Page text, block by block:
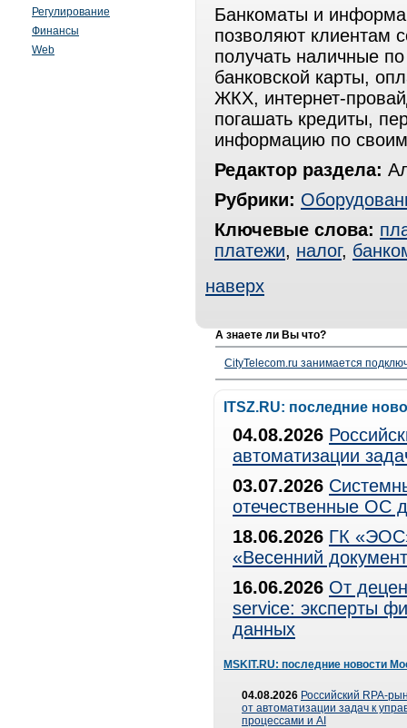
Регулирование
Финансы
Web
Банкоматы и
позволяют клиентам
получать наличные
банковской карты,
ЖКХ, интернет-
погашать кредиты,
информацию по
Редактор раздела:
Рубрики:
Ключевые слова:
платежи, налог,
наверх
А знаете ли Вы что?
CityTelecom.ru занимается
ITSZ.RU: последние
04.08.2026
автоматизации
03.07.2026
отечественные ОС
18.06.2026 ГК
«Весенний
16.06.2026 От
service: эксперты
данных
MSKIT.RU: последние новости
04.08.2026 Российский RPA-
от автоматизации задач к
процессами и AI